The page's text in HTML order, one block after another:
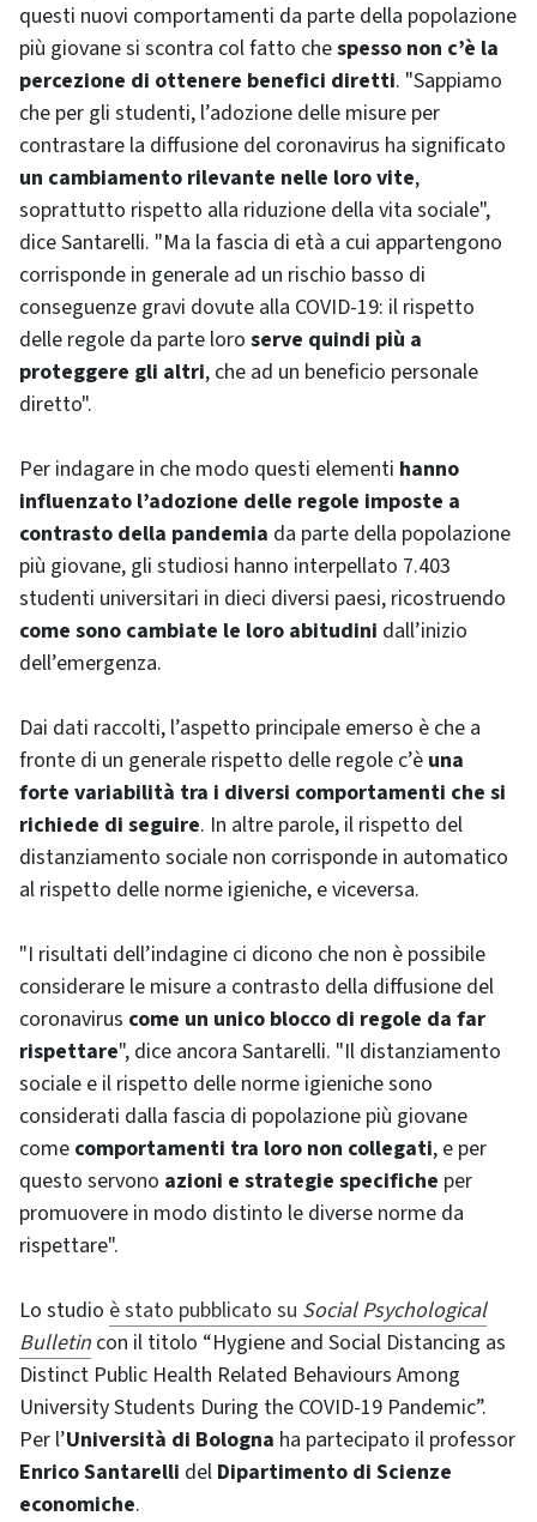
questi nuovi comportamenti da parte della popolazione
più giovane si scontra col fatto chespesso non c’è la
percezione di ottenere benefici diretti. "Sappiamo
che per gli studenti, l’adozione delle misure per
contrastare la diffusione del coronavirus ha significato
un cambiamento rilevante nelle loro vite,
soprattutto rispetto alla riduzione della vita sociale",
dice Santarelli. "Ma la fascia di età a cui appartengono
corrisponde in generale ad un rischio basso di
conseguenze gravi dovute alla COVID-19: il rispetto
delle regole da parte loro serve quindi più a
proteggere gli altri, che ad un beneficio personale
diretto".
Per indagare in che modo questi elementi hanno
influenzato l’adozione delle regole imposte a
contrasto della pandemia da parte della popolazione
più giovane, gli studiosi hanno interpellato 7.403
studenti universitari in dieci diversi paesi, ricostruendo
come sono cambiate le loro abitudini dall’inizio
dell’emergenza.
Dai dati raccolti, l’aspetto principale emerso è che a
fronte di un generale rispetto delle regole c’è una
forte variabilità tra i diversi comportamenti che si
richiede di seguire. In altre parole, il rispetto del
distanziamento sociale non corrisponde in automatico
al rispetto delle norme igieniche, e viceversa.
"I risultati dell’indagine ci dicono che non è possibile
considerare le misure a contrasto della diffusione del
coronavirus come un unico blocco di regole da far
rispettare", dice ancora Santarelli. "Il distanziamento
sociale e il rispetto delle norme igieniche sono
considerati dalla fascia di popolazione più giovane
come comportamenti tra loro non collegati, e per
questo servono azioni e strategie specifiche per
promuovere in modo distinto le diverse norme da
rispettare".
Lo studio è stato pubblicato su Social Psychological
Bulletin con il titolo “Hygiene and Social Distancing as
Distinct Public Health Related Behaviours Among
University Students During the COVID-19 Pandemic”.
Per l’Università di Bologna ha partecipato il professor
Enrico Santarelli del Dipartimento di Scienze
economiche.